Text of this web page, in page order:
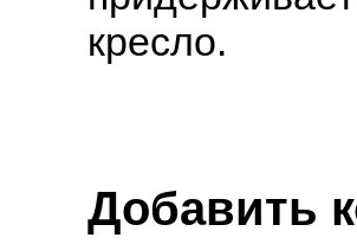
кресло.
Добавить